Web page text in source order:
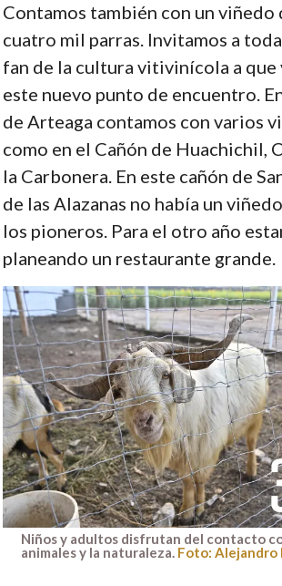
Contamos también con un viñedo
cuatro mil parras. Invitamos a
fan de la cultura vitivinícola a que
este nuevo punto de encuentro.
de Arteaga contamos con varios
como en el Cañón de Huachichil,
la Carbonera. En este cañón de
de las Alazanas no había un
los pioneros. Para el otro año
planeando un restaurante grande.
Niños y adultos disfrutan del contacto
animales y la naturaleza. Foto: Alejandro